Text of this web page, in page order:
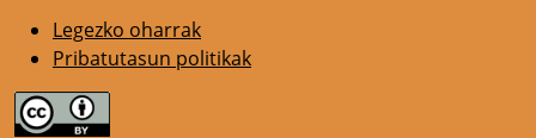
Legezko oharrak
Pribatutasun politikak